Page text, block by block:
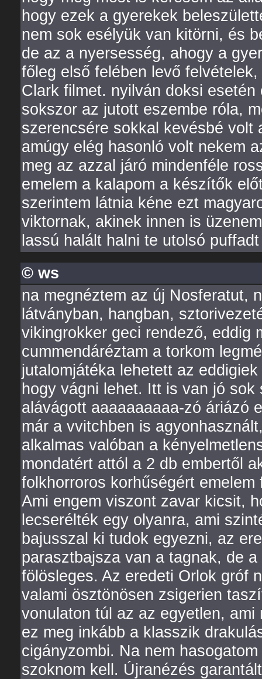
hogy ezek a gyerekek
nem sok esélyük van kitörni, és
de az a nyersesség, ahogy a
főleg első felében levő
Clark filmet. nyilván doksi
sokszor az jutott eszembe róla,
szerencsére sokkal kevésbé volt
amúgy elég hasonló volt nekem
meg az azzal járó mindenféle
emelem a kalapom a készítők
szerintem látnia kéne ezt
viktornak, akinek innen is
lassú halált halni te utolsó
© ws
na megnéztem az új Nosferatut,
látványban, hangban,
vikingrokker geci rendező, eddig
cummendáréztam a torkom
jutalomjátéka lehetett az
hogy vágni lehet. Itt is van jó
alávágott aaaaaaaaaa-zó áriázó
már a vvitchben is
alkalmas valóban a
mondatért attól a 2 db embertől
folkhorroros korhűségért
Ami engem viszont zavar kicsit,
lecserélték egy olyanra, ami
bajusszal ki tudok egyezni, az
parasztbajsza van a tagnak, de
fölösleges. Az eredeti Orlok gróf
valami ösztönösen zsigerien
vonulaton túl az az egyetlen,
ez meg inkább a klasszik
cigányzombi. Na nem
szoknom kell. Újranézés garantált